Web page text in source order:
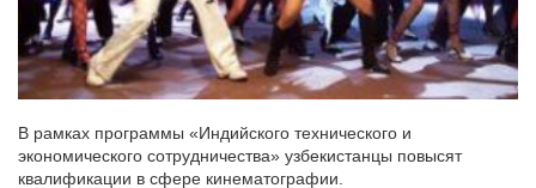
В рамках программы «Индийского технического и
экономического сотрудничества» узбекистанцы повысят
квалификации в сфере кинематографии.